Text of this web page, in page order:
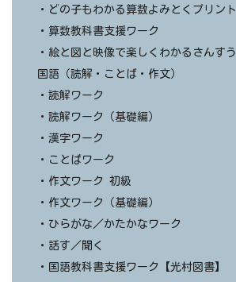
・どの子もわかる算数よみとくプリント
・算数教科書支援ワーク
・絵と図と映像で楽しくわかるさんすう
国語（読解・ことば・作文）
・読解ワーク
・読解ワーク（基礎編）
・漢字ワーク
・ことばワーク
・作文ワーク 初級
・作文ワーク（基礎編）
・ひらがな／かたかなワーク
・話す／聞く
・国語教科書支援ワーク【光村図書】